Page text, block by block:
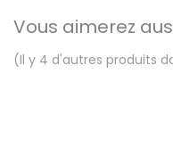
Vous aimerez
(Il y 4 d'autres produits